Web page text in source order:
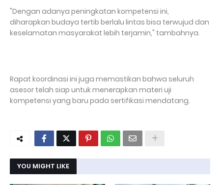
"Dengan adanya peningkatan kompetensi ini,
diharapkan budaya tertib berlalu lintas bisa terwujud dan
keselamatan masyarakat lebih terjamin," tambahnya.
Rapat koordinasi ini juga memastikan bahwa seluruh
asesor telah siap untuk menerapkan materi uji
kompetensi yang baru pada sertifikasi mendatang.
YOU MIGHT LIKE